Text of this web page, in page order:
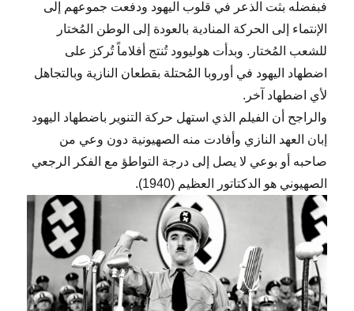
فبفضله بثت الذعر في قلوب اليهود ودفعت جموعهم إلى
الإنتماء إلى الحركة المنادية بالعودة إلى الوطن المُختار
للشعب المُختار. وبدأت هوليوود تُنتج أفلاماً تُركز على
اضطهاد اليهود في أوروبا المُحتلة بقطعان النازية وبالتجاهل
لأي اضطهاد آخر.
والراجح أن الفيلم الذي استهل حركة التنوير باضطهاد اليهود
إبان العهد النازي وأفادت منه الصهيونية دون وعي من
صاحبه أو بوعي لا يصل إلى درجة التواطؤ مع الفكر الرجعي
الصهيوني هو الدكتاتور العظيم (1940).